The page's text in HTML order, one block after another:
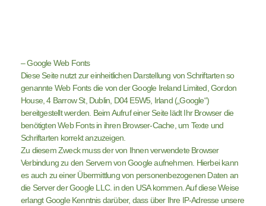
– Google Web Fonts
Diese Seite nutzt zur einheitlichen Darstellung von Schriftarten so
genannte Web Fonts die von der Google Ireland Limited, Gordon
House, 4 Barrow St, Dublin, D04 E5W5, Irland („Google“)
bereitgestellt werden. Beim Aufruf einer Seite lädt Ihr Browser die
benötigten Web Fonts in ihren Browser-Cache, um Texte und
Schriftarten korrekt anzuzeigen.
Zu diesem Zweck muss der von Ihnen verwendete Browser
Verbindung zu den Servern von Google aufnehmen. Hierbei kann
es auch zu einer Übermittlung von personenbezogenen Daten an
die Server der Google LLC. in den USA kommen. Auf diese Weise
erlangt Google Kenntnis darüber, dass über Ihre IP-Adresse unsere